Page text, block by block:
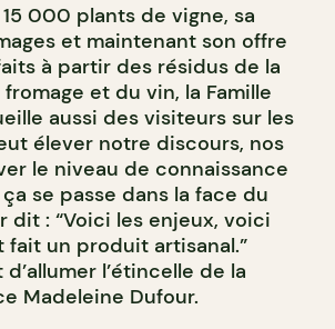
000 plants de vigne, sa
et maintenant son offre
à partir des résidus de la
et du vin, la Famille
aussi des visiteurs sur les
élever notre discours, nos
le niveau de connaissance
se passe dans la face du
dit : “Voici les enjeux, voici
fait un produit artisanal.”
d’allumer l’étincelle de la
Madeleine Dufour.